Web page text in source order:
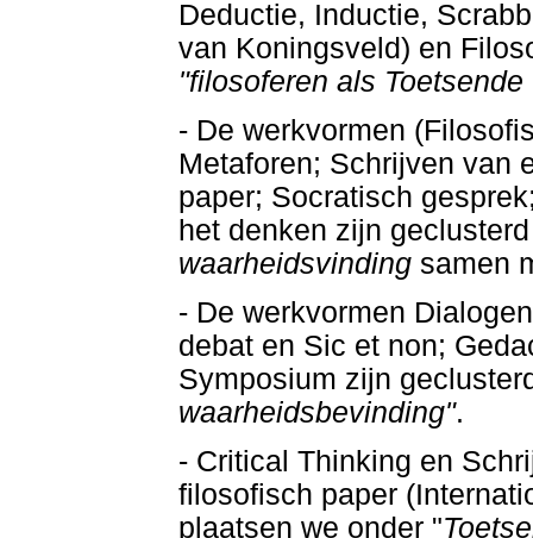
Deductie, Inductie,
van Koningsveld) en
"filosoferen als
- De werkvormen
Metaforen; Schrijven van
paper; Socratisch
het denken zijn
waarheidsvinding samen
- De werkvormen
debat en Sic et non;
Symposium zijn
waarheidsbevinding".
- Critical Thinking en
filosofisch paper
plaatsen we onder "